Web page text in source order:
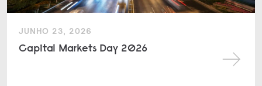
JUNHO 23, 2026
Capital Markets Day 2026